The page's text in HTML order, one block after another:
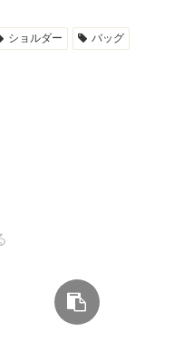
ショルダー バッグ